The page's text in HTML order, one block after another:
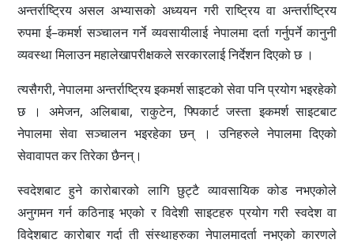
अन्तर्राष्ट्रिय असल अभ्यासको अध्ययन गरी राष्ट्रिय वा अन्तर्राष्ट्रिय
रुपमा ई–कमर्श सञ्चालन गर्ने व्यवसायीलाई नेपालमा दर्ता गर्नुपर्ने कानुनी
व्यवस्था मिलाउन महालेखापरीक्षकले सरकारलाई निर्देशन दिएको छ ।
त्यसैगरी, नेपालमा अन्तर्राष्ट्रिय इकमर्श साइटको सेवा पनि प्रयोग भइरहेको
छ । अमेजन, अलिबाबा, राकुटेन, फ्पिकार्ट जस्ता इकमर्श साइटबाट
नेपालमा सेवा सञ्चालन भइरहेका छन् । उनिहरुले नेपालमा दिएको
सेवावापत कर तिरेका छैनन्।
स्वदेशबाट हुने कारोबारको लागि छुट्टै व्यावसायिक कोड नभएकोले
अनुगमन गर्न कठिनाइ भएको र विदेशी साइटहरु प्रयोग गरी स्वदेश वा
विदेशबाट कारोबार गर्दा ती संस्थाहरुका नेपालमादर्ता नभएको कारणले